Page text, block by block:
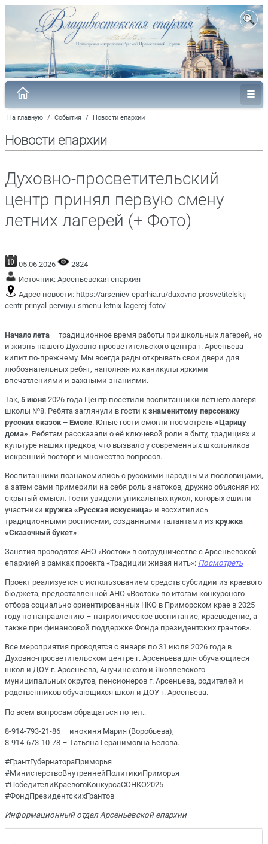
На главную / События / Новости епархии
Новости епархии
Духовно-просветительский
центр принял первую смену
летних лагерей (+ Фото)
05.06.2026
2824
Источник: Арсеньевская епархия
Адрес новости: https://arseniev-eparhia.ru/duxovno-prosvetitelskij-
centr-prinyal-pervuyu-smenu-letnix-lagerej-foto/
Начало лета – традиционное время работы пришкольных лагерей, но
и жизнь нашего Духовно-просветительского центра г. Арсеньева
кипит по-прежнему. Мы всегда рады открывать свои двери для
любознательных ребят, наполняя их каникулы яркими
впечатлениями и важными знаниями.
Так, 5 июня 2026 года Центр посетили воспитанники летнего лагеря
школы №8. Ребята заглянули в гости к знаменитому персонажу
русских сказок – Емеле. Юные гости смогли посмотреть «Царицу
дома». Ребятам рассказали о её ключевой роли в быту, традициях и
культуре наших предков, что вызвало у современных школьников
искренний восторг и множество вопросов.
Воспитанники познакомились с русскими народными пословицами,
а затем сами примерили на себя роль знатоков, дружно объясняя их
скрытый смысл. Гости увидели уникальных кукол, которых сшили
участники кружка «Русская искусница» и восхитились
традиционными росписями, созданными талантами из кружка
«Сказочный букет».
Занятия проводятся АНО «Восток» в сотрудничестве с Арсеньевской
епархией в рамках проекта «Традиции живая нить»: Посмотреть
Проект реализуется с использованием средств субсидии из краевого
бюджета, предоставленной АНО «Восток» по итогам конкурсного
отбора социально ориентированных НКО в Приморском крае в 2025
году по направлению – патриотическое воспитание, краеведение, а
также при финансовой поддержке Фонда президентских грантов».
Все мероприятия проводятся с января по 31 июля 2026 года в
Духовно-просветительском центре г. Арсеньева для обучающиеся
школ и ДОУ г. Арсеньева, Анучинского и Яковлевского
муниципальных округов, пенсионеров г. Арсеньева, родителей и
родственников обучающихся школ и ДОУ г. Арсеньева.
По всем вопросам обращаться по тел.:
8-914-793-21-86 – инокиня Мария (Воробьева);
8-914-673-10-78 – Татьяна Геранимовна Белова.
#ГрантГубернатораПриморья
#МинистерствоВнутреннейПолитикиПриморья
#ПобедителиКраевогоКонкурсаСОНКО2025
#ФондПрезидентскихГрантов
Информационный отдел Арсеньевской епархии